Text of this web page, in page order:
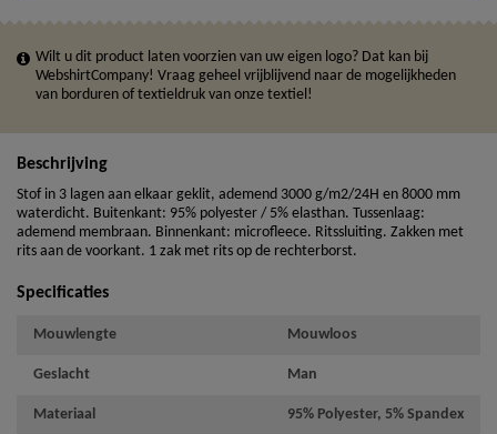
Wilt u dit product laten voorzien van uw eigen logo? Dat kan bij
WebshirtCompany! Vraag geheel vrijblijvend naar de mogelijkheden
van borduren of textieldruk van onze textiel!
Beschrijving
Stof in 3 lagen aan elkaar geklit, ademend 3000 g/m2/24H en 8000 mm
waterdicht. Buitenkant: 95% polyester / 5% elasthan. Tussenlaag:
ademend membraan. Binnenkant: microfleece. Ritssluiting. Zakken met
rits aan de voorkant. 1 zak met rits op de rechterborst.
Specificaties
Mouwlengte Mouwloos
Geslacht Man
Materiaal 95% Polyester, 5% Spandex